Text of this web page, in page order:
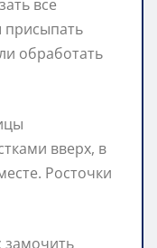
все
присыпать
обработать
вверх, в
Росточки
замочить